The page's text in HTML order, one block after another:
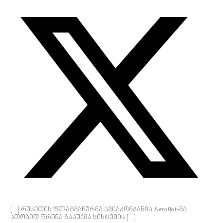
[…] რუსეთის ფლაგმანურმა ავიაკომპანია Aeroflot-მა
ათობით ფრენა გააუქმა სისტემის […]